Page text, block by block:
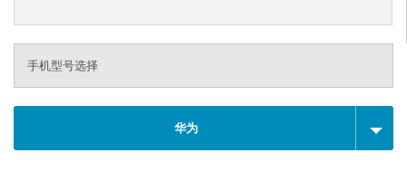
手机型号选择
华为